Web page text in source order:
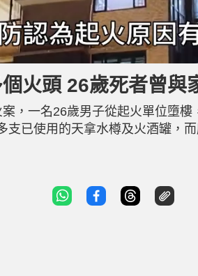
火頭 26歲死者曾與
，一名26歲男子從起火單位墮
支已使用的天拿水樽及火酒罐，
上址一個「一梯一伙」的1,500
方初步估計事主由廁所的窗戶